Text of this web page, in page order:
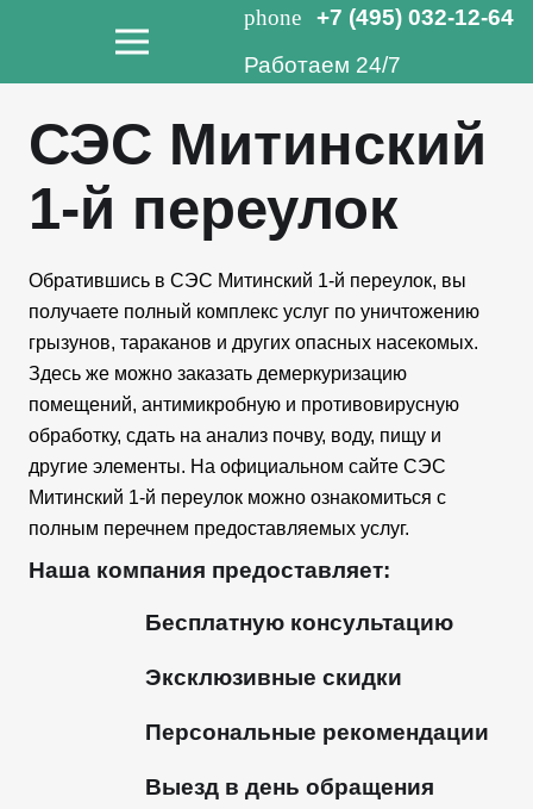
phone
+7 (495) 032-12-64
Работаем 24/7
СЭС Митинский
1-й переулок
Обратившись в СЭС Митинский 1-й переулок, вы
получаете полный комплекс услуг по уничтожению
грызунов, тараканов и других опасных насекомых.
Здесь же можно заказать демеркуризацию
помещений, антимикробную и противовирусную
обработку, сдать на анализ почву, воду, пищу и
другие элементы. На официальном сайте СЭС
Митинский 1-й переулок можно ознакомиться с
полным перечнем предоставляемых услуг.
Наша компания предоставляет:
Бесплатную консультацию
Эксклюзивные скидки
Персональные рекомендации
Выезд в день обращения